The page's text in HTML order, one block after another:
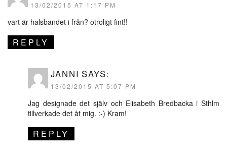
13/02/2015 AT 1:17 PM
vart är halsbandet i från? otroligt fint!!
REPLY
JANNI SAYS:
13/02/2015 AT 5:07 PM
Jag designade det själv och Elisabeth Bredbacka i Sthlm
tillverkade det åt mig. :-) Kram!
REPLY